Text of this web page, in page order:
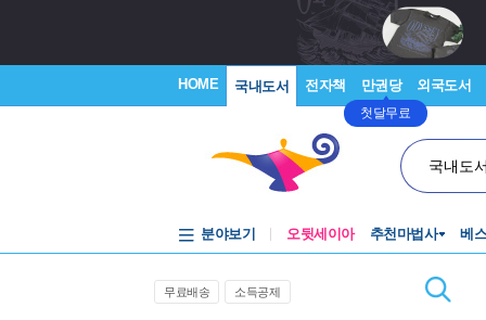
HOME 국내도서 전자책 만권당
첫달무료
외국도서
국내도
분야보기 오뒷세이아 추천마법사 베
무료배송 소득공제